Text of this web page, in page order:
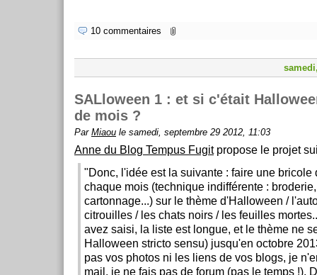
10 commentaires
SALloween 1 : et si c'était
de mois ?
Par Miaou le samedi, septembre 29 2012, 11:03
Anne du Blog Tempus Fugitpropose le projet
"Donc, l'idée est la suivante : faire une bricole
chaque mois (technique indifférente :
cartonnage...) sur le thème d'Halloween /
citrouilles / les chats noirs / les feuilles
avez saisi, la liste est longue, et le thème ne
Halloween stricto sensu) jusqu'en octobre
pas vos photos ni les liens de vos blogs, je
mail, je ne fais pas de forum (pas le temps !).